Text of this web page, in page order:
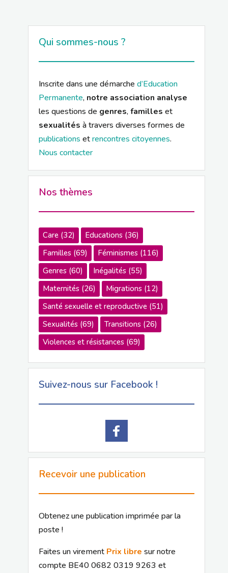
Qui sommes-nous ?
Inscrite dans une démarche d’Education
Permanente, notre association analyse
les questions de genres,familles et
sexualités à travers diverses formes de
publications etrencontres citoyennes.
Nous contacter
Nos thèmes
Care(32) Educations(36)
Familles(69) Féminismes(116)
Genres(60) Inégalités(55)
Maternités(26) Migrations(12)
Santé sexuelle et reproductive(51)
Sexualités(69) Transitions(26)
Violences et résistances(69)
Suivez-nous sur Facebook !
Recevoir une publication
Obtenez une publication imprimée par la
poste !
Faites un virement Prix libre sur notre
compte BE40 0682 0319 9263 et